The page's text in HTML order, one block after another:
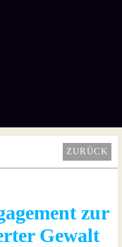
ZURÜCK
zur
Gewalt